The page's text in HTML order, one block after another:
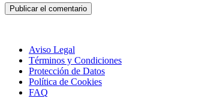
Aviso Legal
Términos y Condiciones
Protección de Datos
Política de Cookies
FAQ